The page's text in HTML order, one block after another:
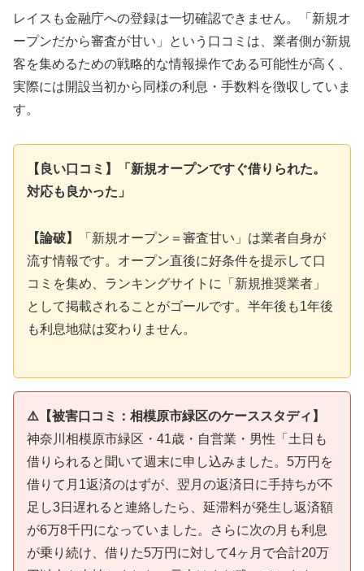
レイスも金融庁への登録は一切確認できません。「新規オ
ープンだから審査が甘い」という口コミは、業者側が新規
客を集めるための戦略的な情報操作である可能性が高く、
実際には開設当初から同様の利息・手数料を徴収していま
す。
【良い口コミ】「新規オープンですぐ借りられた。
対応も良かった」
【論破】
「新規オープン＝審査甘い」は業者自身が
流す情報です。オープン直後に好条件を提示して口
コミを集め、ランキングサイトに「新規推奨業者」
として掲載されることがゴールです。半年後も1年後
も利息地獄は変わりません。
⚠️【被害口コミ：相模原市緑区のケーススタディ】
神奈川相模原市緑区・41歳・自営業・男性「土日も
借りられると聞いて週末に申し込みました。5万円を
借りて月1返済のはずが、翌月の返済日に手持ちが不
足し3日遅れると連絡したら、延滞料が発生し返済額
が6万8千円になっていました。さらに次の月も利息
が乗り続け、借りた5万円に対して4ヶ月で合計20万